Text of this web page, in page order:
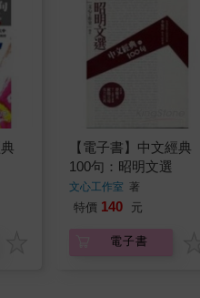
【電子書】中文經典
100句：昭明文選
文心工作室 著
特價 140 元
電子書